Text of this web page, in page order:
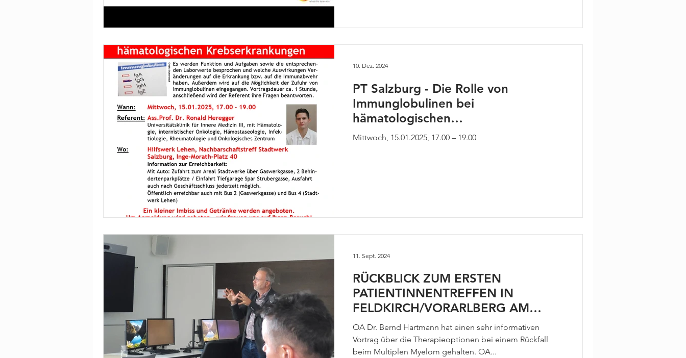
PT Salzburg - Die Rolle von
Immunglobulinen bei
hämatologischen
Krebserkrankungen
Mittwoch, 15.01.2025, 17.00 – 19.00
10. Dez. 2024
RÜCKBLICK ZUM ERSTEN
PATIENTINNENTREFFEN IN
FELDKIRCH/VORARLBERG AM
11.9.2024
OA Dr. Bernd Hartmann hat einen sehr informativen
Vortrag über die Therapieoptionen bei einem Rückfall
beim Multiplen Myelom gehalten. OA...
11. Sept. 2024